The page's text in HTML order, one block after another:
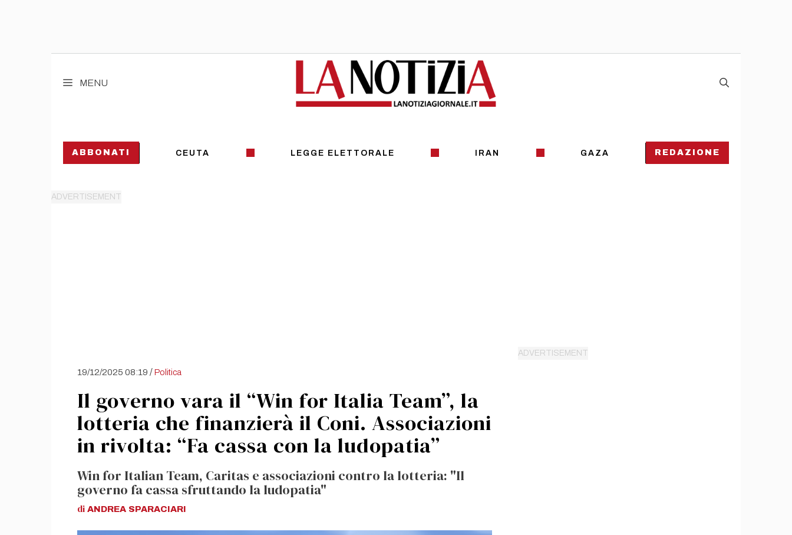
MENU
ABBONATI CEUTA LEGGE ELETTORALE IRAN GAZA REDAZIONE
19/12/2025 08:19 /Politica
Il governo vara il “Win for Italia Team”, la
lotteria che finanzierà il Coni. Associazioni
in rivolta: “Fa cassa con la ludopatia”
Win for Italian Team, Caritas e associazioni contro la lotteria: "Il
governo fa cassa sfruttando la ludopatia"
di ANDREA SPARACIARI